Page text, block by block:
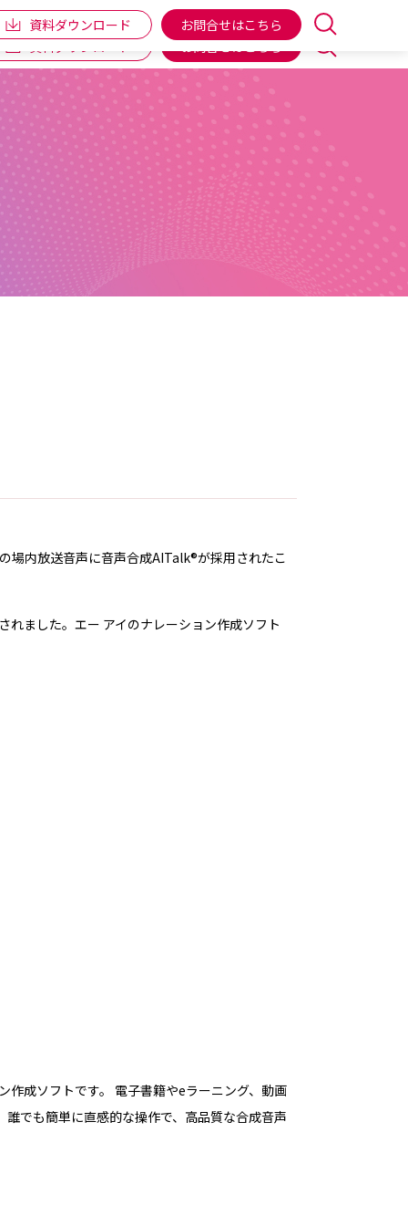
企業情報 IR情報 個人向け商品 ENGLISH
資料ダウンロード お問合せはこちら
資料ダウンロード お問合せはこちら
場内放送音声に音声合成AITalk®が採用されたこ
ました。エー アイのナレーション作成ソフト
成ソフトです。 電子書籍やeラーニング、動画
でも簡単に直感的な操作で、高品質な合成音声